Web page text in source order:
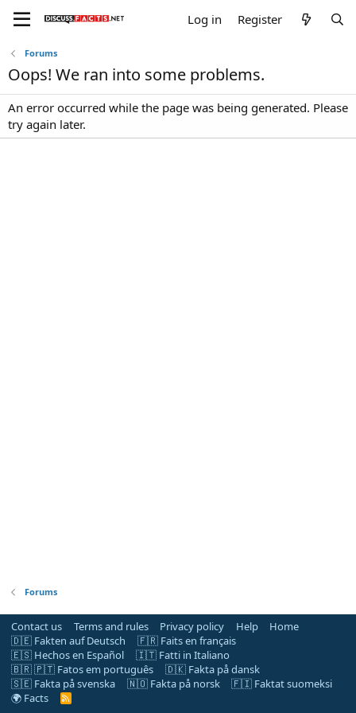
Log in Register
Forums
Oops! We ran into some problems.
An error occurred while the page was being generated. Please
try again later.
Forums
Contact us Terms and rules Privacy policy Help
Home
🇩🇪 Fakten auf Deutsch
🇫🇷 Faits en français
🇪🇸 Hechos en Español
🇮🇹 Fatti in Italiano
🇧🇷 🇵🇹 Fatos em português
🇩🇰 Fakta på dansk
🇸🇪 Fakta på svenska
🇳🇴 Fakta på norsk
🇫🇮 Faktat suomeksi
🌍 Facts
R